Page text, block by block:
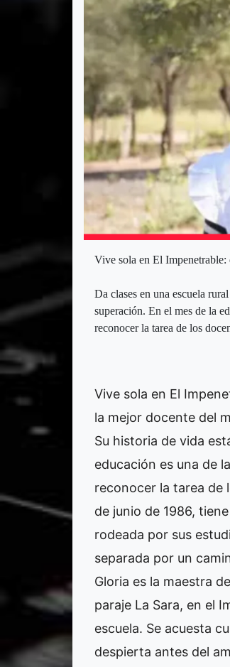
Vive sola en El Impenetrable:
Da clases en una escuela
superación. En el mes de la
reconocer la tarea de los
Vive sola en El
la mejor docente del
Su historia de vida
educación es una de
reconocer la tarea de
de junio de 1986,
rodeada por sus
separada por un
Gloria es la maestra
paraje La Sara, en el
escuela. Se acuesta
despierta antes del